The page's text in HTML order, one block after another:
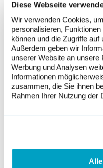
Diese Webseite
Wir verwenden Cookies,
personalisieren,
können und die Zugriffe
Außerdem geben wir
unserer Website an unsere
Werbung und Analysen
Informationen
zusammen, die Sie ihnen
Rahmen Ihrer Nutzung der
der betroffenen
um die
Der Internationale
historische Stätten
technische Studie
begrüsste laut
Bemühungen, die
visuellen
Der Neuenburger